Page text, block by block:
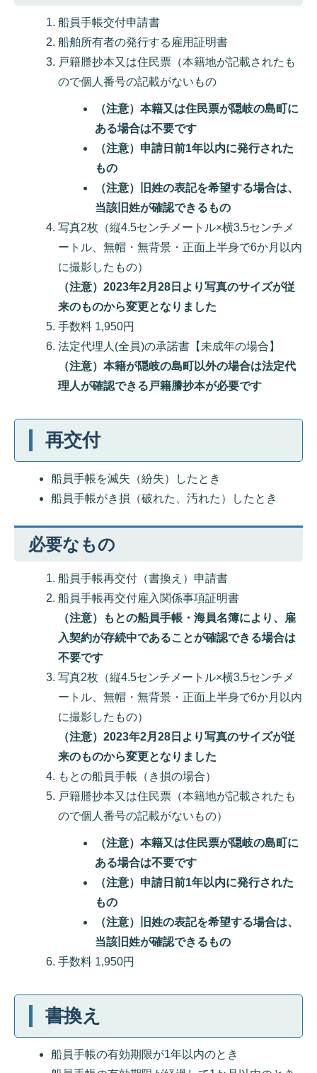
船員手帳交付申請書
船舶所有者の発行する雇用証明書
戸籍謄抄本又は住民票（本籍地が記載されたも
ので個人番号の記載がないもの
（注意）本籍又は住民票が隠岐の島町に
ある場合は不要です
（注意）申請日前1年以内に発行された
もの
（注意）旧姓の表記を希望する場合は、
当該旧姓が確認できるもの
写真2枚（縦4.5センチメートル×横3.5センチメ
ートル、無帽・無背景・正面上半身で6か月以内
に撮影したもの）
（注意）2023年2月28日より写真のサイズが従
来のものから変更となりました
手数料 1,950円
法定代理人(全員)の承諾書【未成年の場合】
（注意） 本籍が隠岐の島町以外の場合は法定代
理人が確認できる戸籍謄抄本が必要です
再交付
船員手帳を滅失（紛失）したとき
船員手帳がき損（破れた、汚れた）したとき
必要なもの
船員手帳再交付（書換え）申請書
船員手帳再交付雇入関係事項証明書
（注意）もとの船員手帳・海員名簿により、雇
入契約が存続中であることが確認できる場合は
不要です
写真2枚（縦4.5センチメートル×横3.5センチメ
ートル、無帽・無背景・正面上半身で6か月以内
に撮影したもの）
（注意）2023年2月28日より写真のサイズが従
来のものから変更となりました
もとの船員手帳（き損の場合）
戸籍謄抄本又は住民票（本籍地が記載されたも
ので個人番号の記載がないもの）
（注意）本籍又は住民票が隠岐の島町に
ある場合は不要です
（注意）申請日前1年以内に発行された
もの
（注意）旧姓の表記を希望する場合は、
当該旧姓が確認できるもの
手数料 1,950円
書換え
船員手帳の有効期限が1年以内のとき